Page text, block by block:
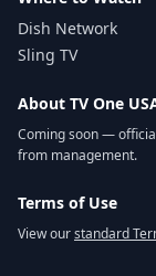
Dish Network
Sling TV
About TV One
Coming soon —
from management.
Terms of Use
View ourstandard